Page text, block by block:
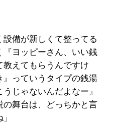
備が新しくて整ってる
ヨッピーさん、いい銭
えてもらうんですけ
』っていうタイプの銭湯
じゃないんだよなー』
の舞台は、どっちかと言